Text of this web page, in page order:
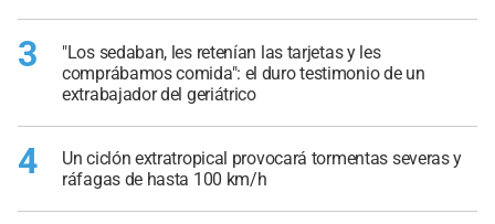
3
"Los sedaban, les retenían las tarjetas y les
comprábamos comida": el duro testimonio de un
extrabajador del geriátrico
4
Un ciclón extratropical provocará tormentas severas y
ráfagas de hasta 100 km/h